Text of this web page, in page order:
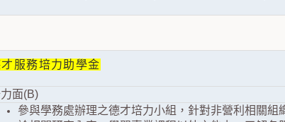
服務培力助學金
面(B)
參與學務處辦理之德才培力小組，針對非營利相關